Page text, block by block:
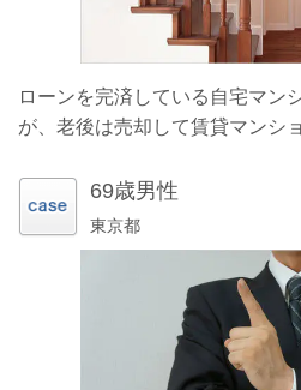
ローンを完済している自宅マン
が、老後は売却して賃貸マンシ
69歳男性
東京都